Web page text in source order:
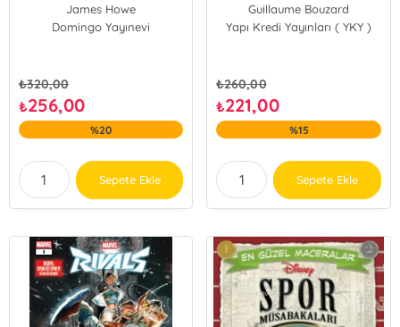
James Howe
Andrew Donkin
Domingo Yayınevi
₺320,00
₺256,00
%20
Sepete Ekle
Guillaume Bouzard
Yapı Kredi Yayınları ( YKY )
₺260,00
₺221,00
%15
Sepete Ekle